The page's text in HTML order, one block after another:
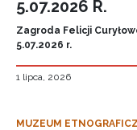
5.07.2026 R.
Zagroda Felicji
5.07.2026 r.
1 lipca, 2026
MUZEUM